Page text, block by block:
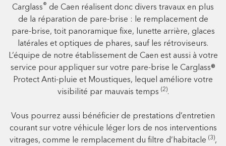
Carglass® de Caen réalisent donc divers travaux en plus
de la réparation de pare-brise : le remplacement de
pare-brise, toit panoramique fixe, lunette arrière, glaces
latérales et optiques de phares, sauf les rétroviseurs.
L’équipe de notre établissement de Caen est aussi à votre
service pour appliquer sur votre pare-brise le Carglass®
Protect Anti-pluie et Moustiques, lequel améliore votre
visibilité par mauvais temps (2).
Vous pourrez aussi bénéficier de prestations d’entretien
courant sur votre véhicule léger lors de nos interventions
vitrages, comme le remplacement du filtre d’habitacle (3),